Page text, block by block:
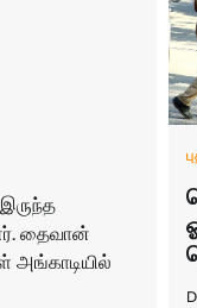
தைவான்
அங்காடியில்